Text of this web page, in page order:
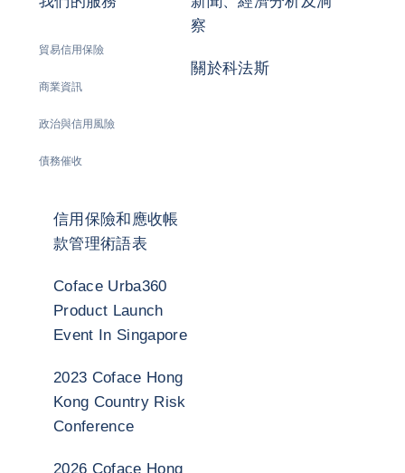
貿易信用保險
商業資訊
政治與信用風險
債務催收
察
關於科法斯
信用保險和應收帳
款管理術語表
Coface Urba360
Product Launch
Event In Singapore
2023 Coface Hong
Kong Country Risk
Conference
2026 Coface Hong